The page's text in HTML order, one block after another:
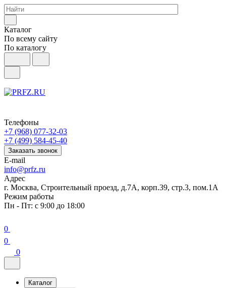
Каталог
По всему сайту
По каталогу
Телефоны
+7 (968) 077-32-03
+7 (499) 584-45-40
Заказать звонок
E-mail
info@prfz.ru
Адрес
г. Москва, Строительный проезд, д.7А, корп.39, стр.3, пом.1А
Режим работы
Пн - Пт: с 9:00 до 18:00
0
0
0
Каталог